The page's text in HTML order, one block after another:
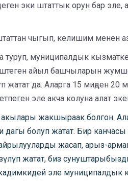
эки штаттык орун бар
чыгып, келишим менен
туруп, муниципалдык
айыл башчыларын
да. Аларга 15 миңден 20
эле акча колуна алат
жакшыраак болгон.
болуп жатат. Бир
жасап, арыз-
жатат, биз
эле